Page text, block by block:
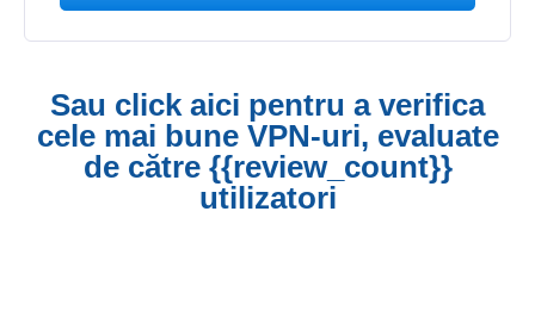
Sau click aici pentru a verifica
cele mai bune VPN-uri, evaluate
de către {{review_count}}
utilizatori